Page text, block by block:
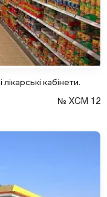
кабінети.
№ XCM 12